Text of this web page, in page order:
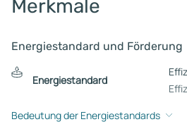
Merkmale
Energiestandard und Förderung
Energiestandard
Bedeutung der Energiestandards